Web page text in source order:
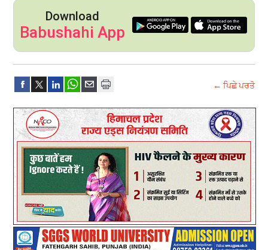
Download
Babushahi App
← ਪਿਛੇ ਪਰਤੋ